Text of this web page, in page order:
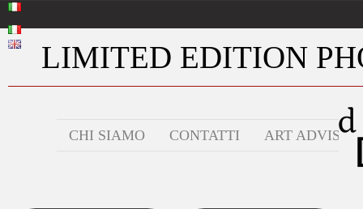
LIMITED EDITION
CHI SIAMO CONTATTI ART ADVISOR